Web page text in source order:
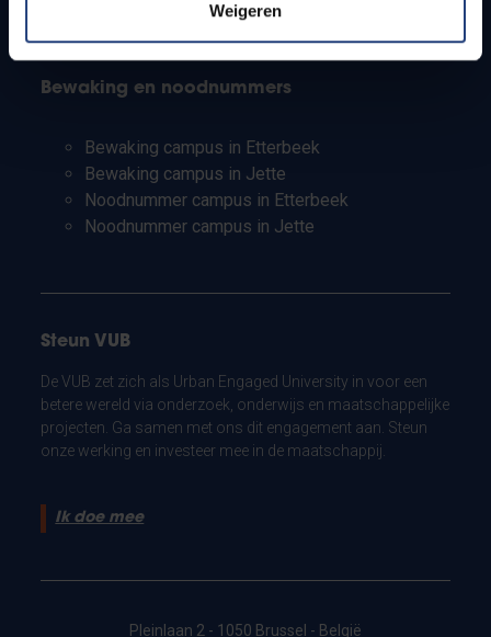
Weigeren
Bewaking en noodnummers
Bewaking campus in Etterbeek
Bewaking campus in Jette
Noodnummer campus in Etterbeek
Noodnummer campus in Jette
Steun VUB
De VUB zet zich als Urban Engaged University in voor een
betere wereld via onderzoek, onderwijs en maatschappelijke
projecten. Ga samen met ons dit engagement aan. Steun
onze werking en investeer mee in de maatschappij.
Ik doe mee
Pleinlaan 2 - 1050 Brussel - België